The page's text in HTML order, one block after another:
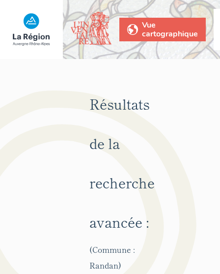
Vue
cartographique
Résultats
de la
recherche
avancée :
(Commune :
Randan)